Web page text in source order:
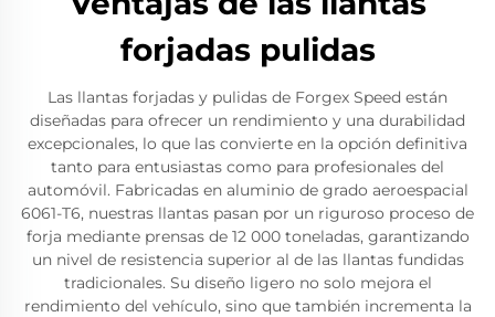
forjadas pulidas
Las llantas forjadas y pulidas de Forgex Speed están
diseñadas para ofrecer un rendimiento y una durabilidad
excepcionales, lo que las convierte en la opción definitiva
tanto para entusiastas como para profesionales del
automóvil. Fabricadas en aluminio de grado aeroespacial
6061-T6, nuestras llantas pasan por un riguroso proceso de
forja mediante prensas de 12 000 toneladas, garantizando
un nivel de resistencia superior al de las llantas fundidas
tradicionales. Su diseño ligero no solo mejora el
rendimiento del vehículo, sino que también incrementa la